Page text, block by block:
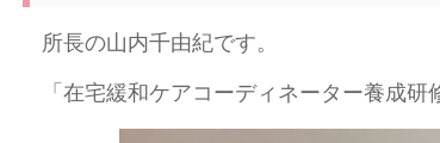
所長の山内千由紀です。
「在宅緩和ケアコーディネーター養成